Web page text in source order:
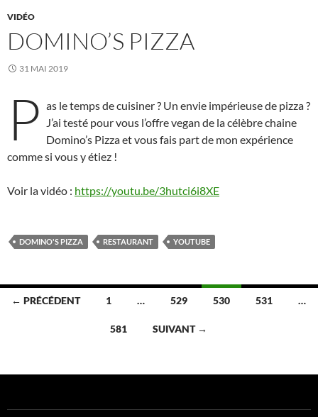
VIDÉO
DOMINO’S PIZZA
31 MAI 2019
P as le temps de cuisiner ? Un envie impérieuse de pizza ?
J’ai testé pour vous l’offre vegan de la célèbre chaine
Domino’s Pizza et vous fais part de mon expérience
comme si vous y étiez !
Voir la vidéo : https://youtu.be/3hutci6i8XE
DOMINO'S PIZZA RESTAURANT YOUTUBE
Navigation
← PRÉCÉDENT 1 … 529 530 531 …
581 SUIVANT →